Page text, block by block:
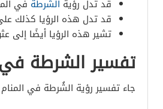
قد تدل رؤية الشُرطة في
قد تدل هذه الرؤيا كذلك
تشير هذه الرؤيا أيضًا إلى
تفسير الشرطة في
جاء تفسير رؤية الشُرطة في